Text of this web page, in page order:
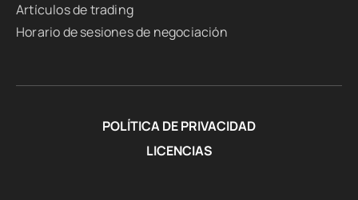
Artículos de trading
Horario de sesiones de negociación
POLÍTICA DE PRIVACIDAD
LICENCIAS